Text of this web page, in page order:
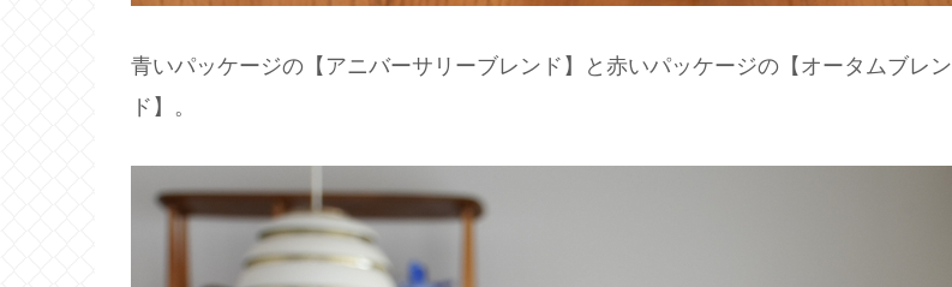
青いパッケージの【アニバーサリーブレンド】と赤いパッケージの【オータムブレン
ド】。